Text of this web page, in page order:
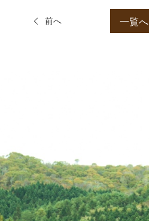
前へ 一覧へ